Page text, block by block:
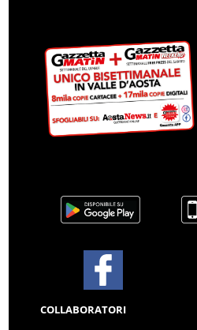
COLLABORATORI